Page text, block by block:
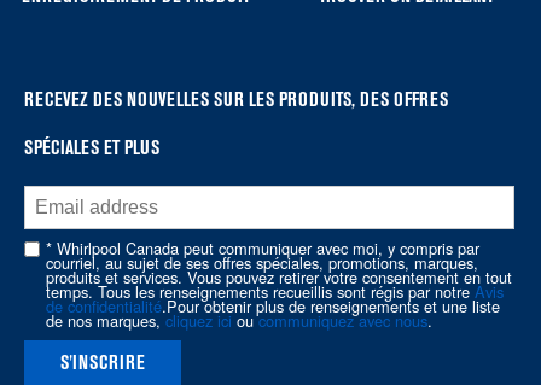
end
page
RECEVEZ DES NOUVELLES SUR LES PRODUITS, DES OFFRES
SPÉCIALES ET PLUS
* Whirlpool Canada peut communiquer avec moi, y compris par
courriel, au sujet de ses offres spéciales, promotions, marques,
produits et services. Vous pouvez retirer votre consentement en tout
temps. Tous les renseignements recueillis sont régis par notreAvis
de confidentialité.Pour obtenir plus de renseignements et une liste
de nos marques,cliquez icioucommuniquez avec nous.
S'INSCRIRE